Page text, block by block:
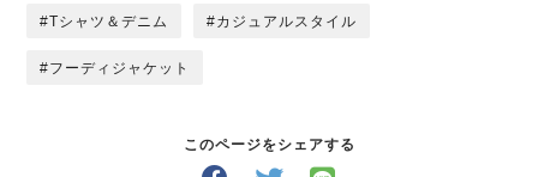
Tシャツ＆デニム カジュアルスタイル
フーディジャケット
このページをシェアする